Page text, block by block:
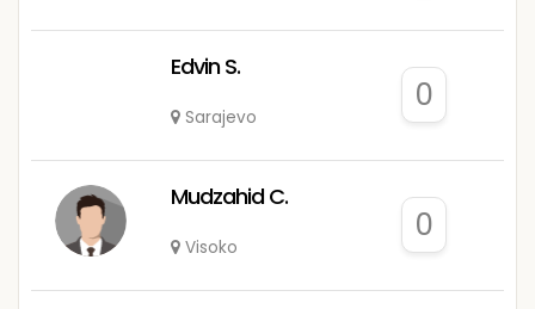
Edvin S.
Sarajevo
0
Mudzahid C.
Visoko
0